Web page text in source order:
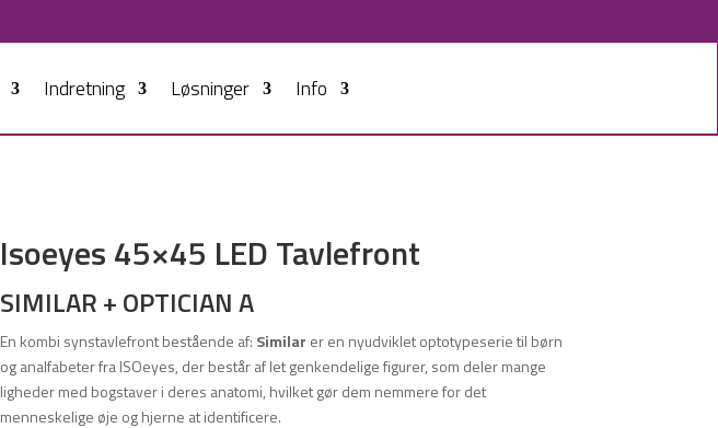
Indretning Løsninger Info
Isoeyes 45×45 LED Tavlefront
SIMILAR + OPTICIAN A
En kombi synstavlefront bestående af: Similar er en nyudviklet optotypeserie til børn
og analfabeter fra ISOeyes, der består af let genkendelige figurer, som deler mange
ligheder med bogstaver i deres anatomi, hvilket gør dem nemmere for det
menneskelige øje og hjerne at identificere.